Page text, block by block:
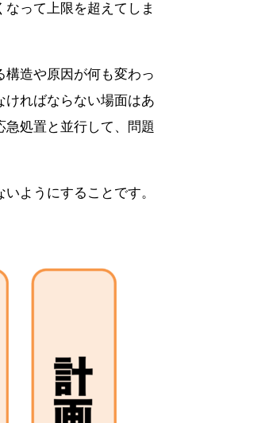
って上限を超えてしま
造や原因が何も変わっ
ればならない場面はあ
処置と並行して、問題
ようにすることです。